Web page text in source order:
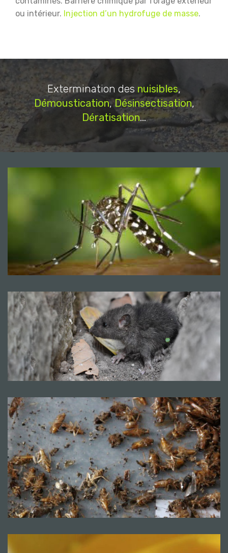
ou intérieur. Injection d’un hydrofuge de masse.
Extermination des nuisibles,
Démoustication,Désinsectisation,
Dératisation...